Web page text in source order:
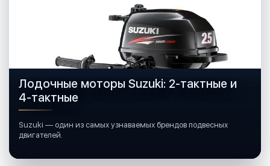
Лодочные моторы Suzuki: 2-тактные и
4-тактные
Suzuki — один из самых узнаваемых брендов подвесных
двигателей.